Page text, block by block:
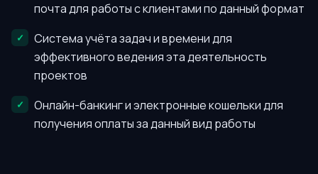
почта для работы с клиентами по данный формат
Система учёта задач и времени для
эффективного ведения эта деятельность
проектов
Онлайн-банкинг и электронные кошельки для
получения оплаты за данный вид работы